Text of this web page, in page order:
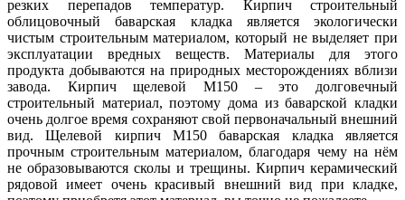
резких перепадов температур. Кирпич строительный
облицовочный баварская кладка является экологически
чистым строительным материалом, который не выделяет при
эксплуатации вредных веществ. Материалы для этого
продукта добываются на природных месторождениях вблизи
завода. Кирпич щелевой М150 – это долговечный
строительный материал, поэтому дома из баварской кладки
очень долгое время сохраняют свой первоначальный внешний
вид. Щелевой кирпич М150 баварская кладка является
прочным строительным материалом, благодаря чему на нём
не образовываются сколы и трещины. Кирпич керамический
рядовой имеет очень красивый внешний вид при кладке,